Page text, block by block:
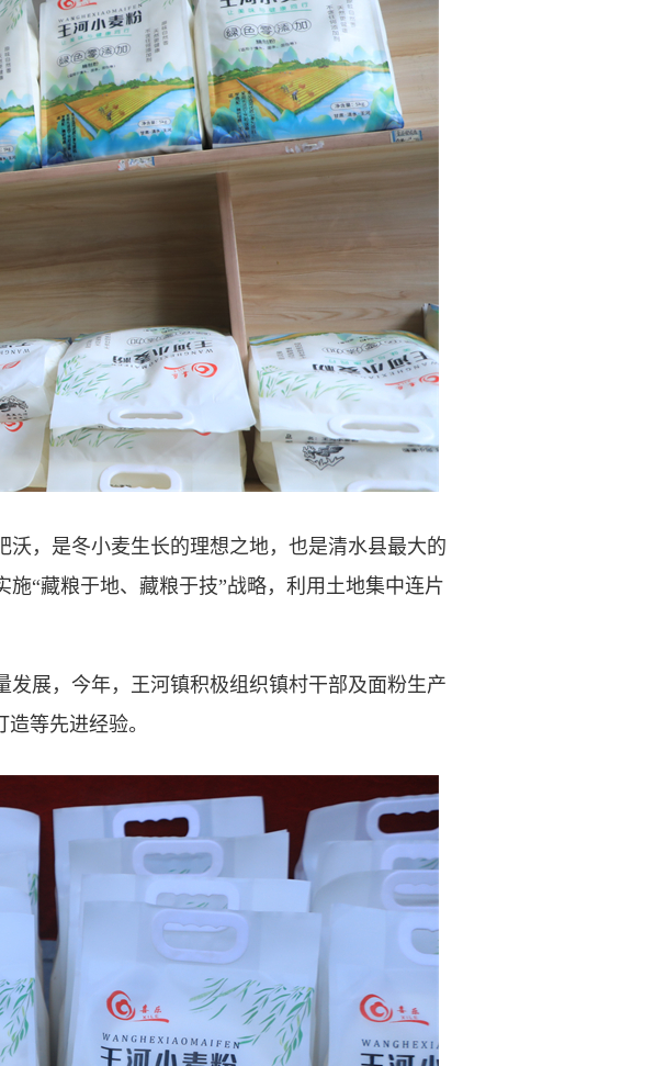
，是冬小麦生长的理想之地，也是清水县最大的
“藏粮于地、藏粮于技”战略，利用土地集中连片
展，今年，王河镇积极组织镇村干部及面粉生产
等先进经验。